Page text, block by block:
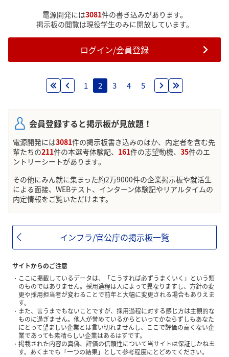
電源開発には3081件の書き込みがあります。
掲示板の閲覧は現役学生のみに開放しています。
ログイン/会員登録
1 2 3 4 5
会員登録すると掲示板が見放題！
電源開発には3081件の掲示板書き込みのほか、内定者を含む先
輩たちの211件の本選考体験記、 161件の志望動機、 35件のエ
ントリーシートがあります。
その他にみん就に集まった約2万9000件の企業掲示板や就活生
による面接、WEBテスト、インターン体験記やリアルタイムの
内定情報をご覧いただけます。
インフラ/官公庁の掲示板一覧
サイトからのご注意
ここに掲載しているデータは、「こうすれば必ずうまくいく」という類
のものではありません。採用過程は人によって異なりますし、方針の変
更や採用担当者が変わることで前年と大幅に変更される場合もありえま
す。
また、言うまでもないことですが、採用過程に対する感じ方は主観的な
ものに過ぎません。他人が誉めているからといってかならずしもあなた
にとって望ましい企業とは言い切れませんし、ここで評価の高くない企
業であっても素晴らしい企業はあるはずです。
掲載された内容の真偽、評価の信頼性について当サイトは保証しかねま
す。あくまでも「一つの結果」として参考程度にとどめてください。